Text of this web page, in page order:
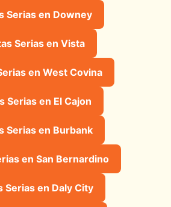
Serias en Downey
Serias en Vista
en West Covina
Serias en El Cajon
Serias en Burbank
en San Bernardino
Serias en Daly City